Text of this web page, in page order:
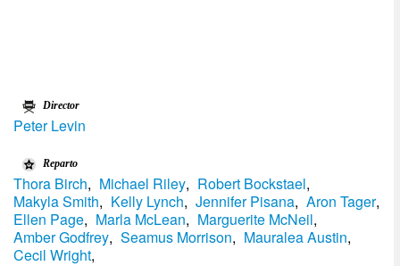
Director
Peter Levin
Reparto
Thora Birch, Michael Riley, Robert Bockstael,
Makyla Smith, Kelly Lynch, Jennifer Pisana, Aron Tager,
Ellen Page, Marla McLean, Marguerite McNeil,
Amber Godfrey, Seamus Morrison, Mauralea Austin,
Cecil Wright,